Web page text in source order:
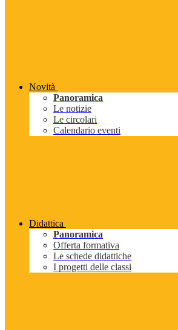
Novità
Panoramica
Le notizie
Le circolari
Calendario eventi
Didattica
Panoramica
Offerta formativa
Le schede didattiche
I progetti delle classi